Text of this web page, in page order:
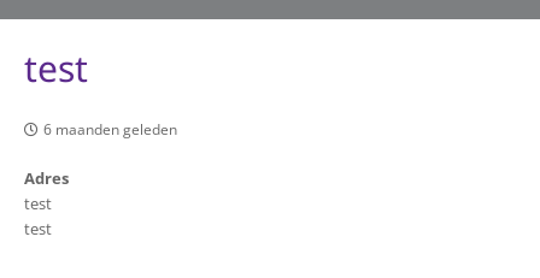
test
6 maanden geleden
Adres
test
test